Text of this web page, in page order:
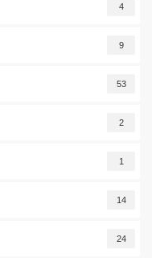
4
9
53
2
1
14
24